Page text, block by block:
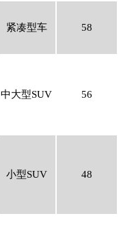
紧凑型车 58
中大型SUV 56
小型SUV 48